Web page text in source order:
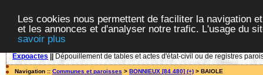
Les cookies nous permettent de faciliter la navigation
et les annonces et d'analyser notre trafic. L'usage du
savoir plus
Expoactes Dépouillement de tables et actes d'état-civil ou de registres
Navigation :: Communes et paroisses > BONNIEUX [84 480] (+) > BAIOLE